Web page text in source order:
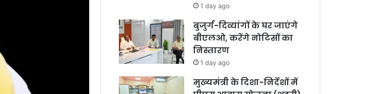
1 day ago
बुजुर्ग-दिव्यांगों के घर जाएंगे
बीएलओ, करेंगे नोटिसों का
निस्तारण
1 day ago
मुख्यमंत्री के दिशा-निर्देशों में